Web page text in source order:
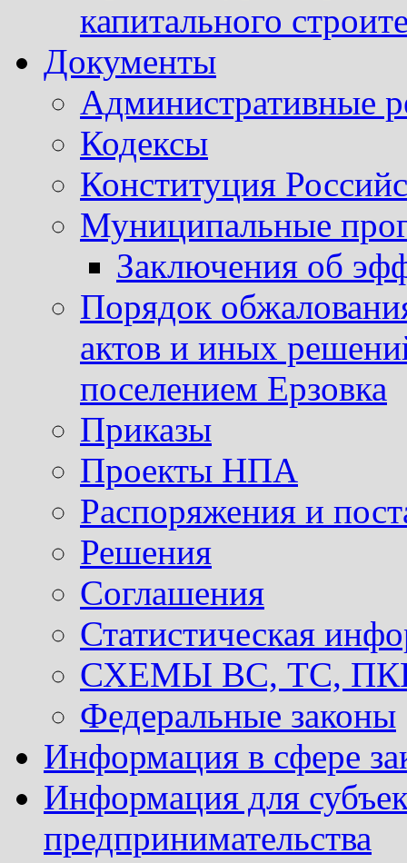
капитального
Документы
Административные
Кодексы
Конституция
Муниципальные
Заключения об
Порядок
актов и иных
поселением Ерзовка
Приказы
Проекты НПА
Распоряжения и
Решения
Соглашения
Статистическая
СХЕМЫ ВС, ТС, ПКР
Федеральные законы
Информация в сфере
Информация для
предпринимательства